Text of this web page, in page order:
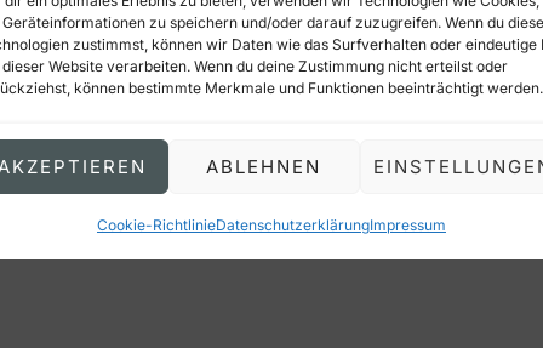
Geräteinformationen zu speichern und/oder darauf zuzugreifen. Wenn du
zustimmst, können wir Daten wie das Surfverhalten oder eindeutige
Website verarbeiten. Wenn du deine Zustimmung nicht erteilst oder
können bestimmte Merkmale und Funktionen beeinträchtigt werden.
AKZEPTIEREN ABLEHNEN
Cookie-RichtlinieDatenschutzerklärungImpressum